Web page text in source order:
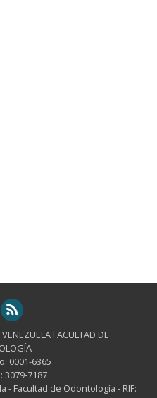
FACULTAD DE
0001-6365
3079-7187
Facultad de Odontología - RIF: